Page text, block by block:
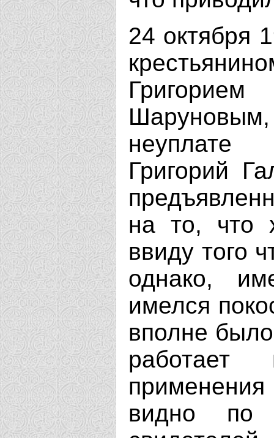
24 октября
неуплате
Григорий
на то, что
ввиду того
однако,
имелся
вполне
видно по